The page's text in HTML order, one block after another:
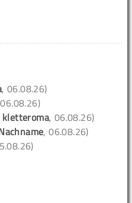
, 06.08.26)
kletteroma, 06.08.26)
, 06.08.26)